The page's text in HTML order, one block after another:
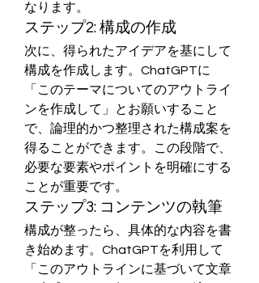
なります。
ステップ2: 構成の作成
次に、得られたアイデアを基にして
構成を作成します。ChatGPTに
「このテーマについてのアウトライ
ンを作成して」とお願いすること
で、論理的かつ整理された構成案を
得ることができます。この段階で、
必要な要素やポイントを明確にする
ことが重要です。
ステップ3: コンテンツの執筆
構成が整ったら、具体的な内容を書
き始めます。ChatGPTを利用して
「このアウトラインに基づいて文章